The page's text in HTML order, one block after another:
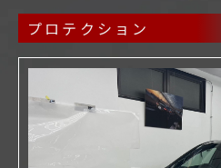
プロテクション